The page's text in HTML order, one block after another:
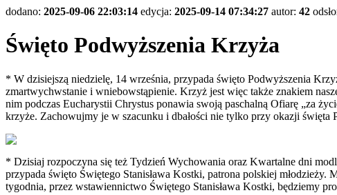
dodano: 2025-09-06 22:03:14 edycja: 2025-09-14 07:34:27 autor: 42
Święto Podwyższenia Krzyża
* W dzisiejszą niedzielę, 14 września, przypada święto Podwyższenia
zmartwychwstanie i wniebowstąpienie. Krzyż jest więc także znakiem
nim podczas Eucharystii Chrystus ponawia swoją paschalną Ofiarę „za
krzyże. Zachowujmy je w szacunku i dbałości nie tylko przy okazji święta
* Dzisiaj rozpoczyna się też Tydzień Wychowania oraz Kwartalne dni
przypada święto Świętego Stanisława Kostki, patrona polskiej
tygodnia, przez wstawiennictwo Świętego Stanisława Kostki, będziemy